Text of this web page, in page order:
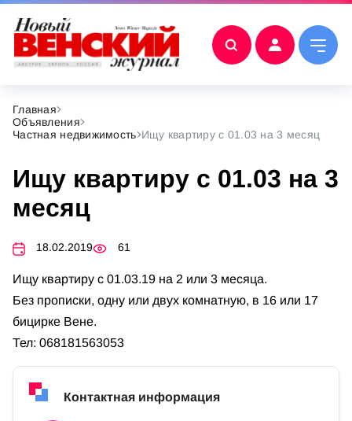
Главная
Объявления
Частная недвижимость Ищу квартиру с 01.03 на 3 месяц
Ищу квартиру с 01.03 на 3
месяц
18.02.2019 61
Ищу квартиру с 01.03.19 на 2 или 3 месяца.
Без прописки, одну или двух комнатную, в 16 или 17
бицирке Вене.
Тел: 068181563053
Контактная информация